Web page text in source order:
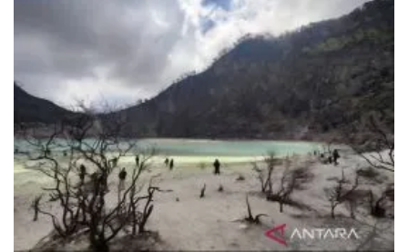
Perputaran uang wisata libur Lebaran di Bandung